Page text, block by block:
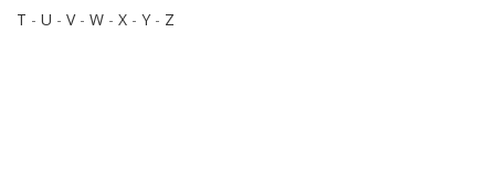
T - U - V- W - X - Y - Z